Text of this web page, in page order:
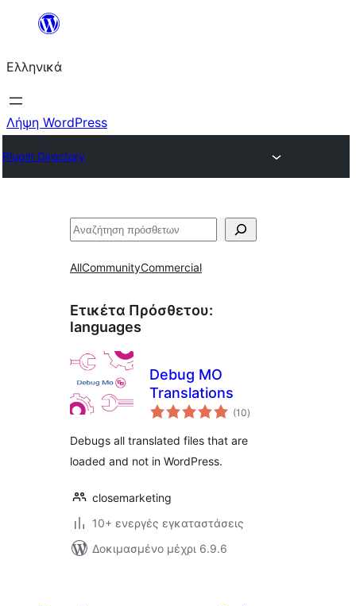
Μετάβαση
περιεχόμενο
Ελληνικά
Λήψη WordPress
Plugin Directory
Αναζήτηση
AllCommunityCommercial
Ετικέτα Πρόσθετου:
languages
Debug MO
Translations
(10αξιολογήσεις
σύνολο
)
Debugs all translated files that are
loaded and not in WordPress.
closemarketing
10+ ενεργές εγκαταστάσεις
Δοκιμασμένο μέχρι 6.9.6